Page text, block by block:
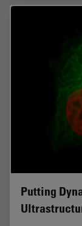
Putting